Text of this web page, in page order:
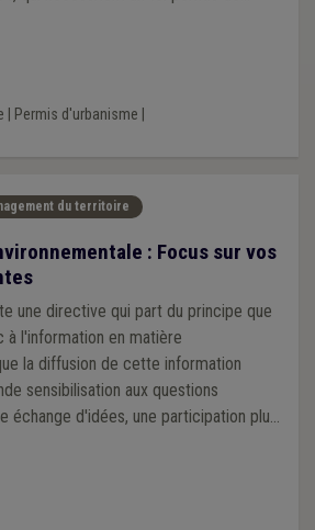
Permis d'urbanisme
du territoire
: Focus sur vos
une directive qui part du principe que
à l'information en matière
la diffusion de cette information
sensibilisation aux questions
échange d'idées, une participation plus
de décision en matière